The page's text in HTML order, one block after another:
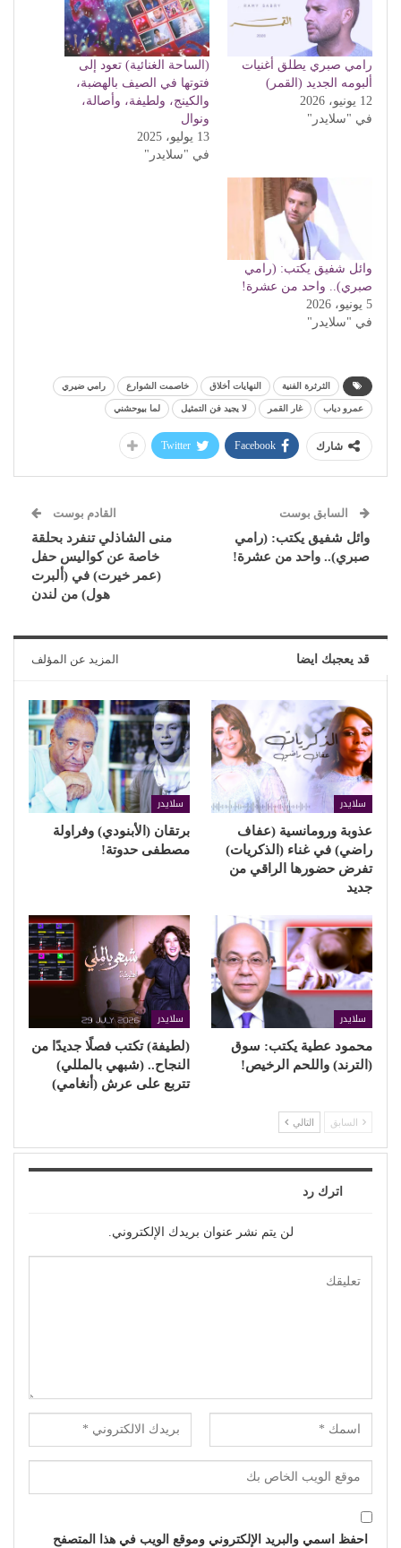
رامي صبري يطلق أغنيات
ألبومه الجديد (القمر)
12 يونيو، 2026
في "سلايدر"
(الساحة الغنائية) تعود إلى
فتوتها في الصيف بالهضبة،
والكينج، ولطيفة، وأصالة،
ونوال
13 يوليو، 2025
في "سلايدر"
وائل شفيق يكتب: (رامي
صبري).. واحد من عشرة!
5 يونيو، 2026
في "سلايدر"
الثرثرة الفنية النهايات أخلاق خاصمت الشوارع رامي ضيري
عمرو دياب غار القمر لا يجيد فن التمثيل لما بيوحشني
شارك Facebook
Twitter
السابق بوست
وائل شفيق يكتب: (رامي
صبري).. واحد من عشرة!
القادم بوست
منى الشاذلي تنفرد بحلقة
خاصة عن كواليس حفل
(عمر خيرت) في (ألبرت
هول) من لندن
قد يعجبك ايضا المزيد عن المؤلف
سلايدر
عذوبة ورومانسية (عفاف
راضي) في غناء (الذكريات)
تفرض حضورها الراقي من
جديد
سلايدر
برتقان (الأبنودي) وفراولة
مصطفى حدوتة!
سلايدر
محمود عطية يكتب: سوق
(الترند) واللحم الرخيص!
سلايدر
(لطيفة) تكتب فصلًا جديدًا من
النجاح.. (شبهي بالمللي)
تتربع على عرش (أنغامي)
السابق التالي
اترك رد
لن يتم نشر عنوان بريدك الإلكتروني.
احفظ اسمي والبريد الإلكتروني وموقع الويب في هذا المتصفح